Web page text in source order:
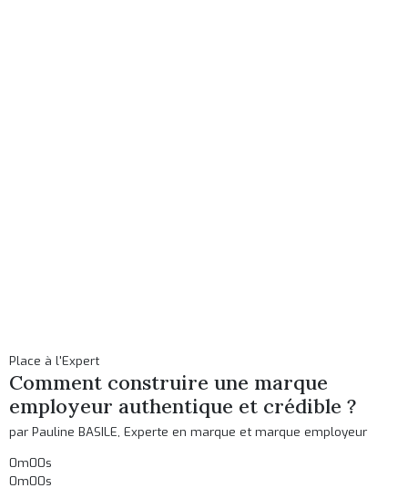
Place à l'Expert
Comment construire une marque
employeur authentique et crédible ?
par Pauline BASILE, Experte en marque et marque employeur
0m00s
0m00s